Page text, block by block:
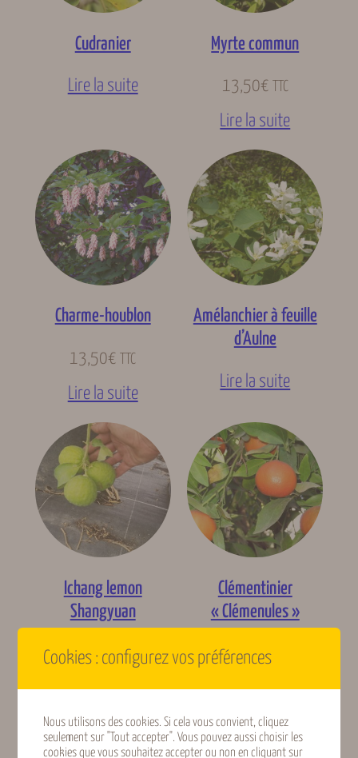
Cudranier
Lire la suite
Myrte commun
13,50€ TTC
Lire la suite
Charme-houblon
13,50€ TTC
Lire la suite
Amélanchier à feuille
d’Aulne
Lire la suite
Ichang lemon
Shangyuan
Lire la suite
Clémentinier
« Clémenules »
Lire la suite
Cookies : configurez vos préférences
Nous utilisons des cookies. Si cela vous convient, cliquez
seulement sur "Tout accepter". Vous pouvez aussi choisir les
cookies que vous souhaitez accepter ou non en cliquant sur